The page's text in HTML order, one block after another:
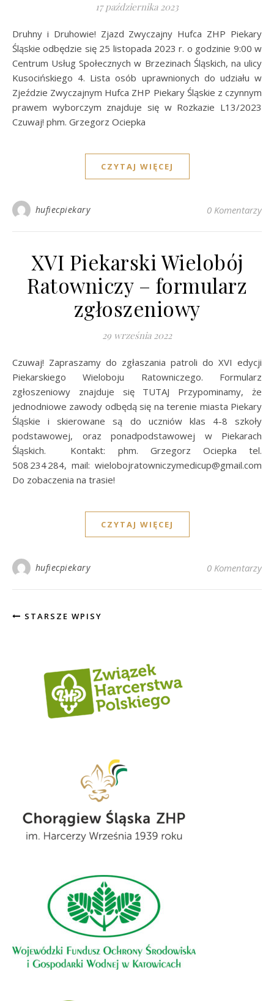
17 października 2023
Druhny i Druhowie! Zjazd Zwyczajny Hufca ZHP Piekary
Śląskie odbędzie się 25 listopada 2023 r. o godzinie 9:00 w
Centrum Usług Społecznych w Brzezinach Śląskich, na ulicy
Kusocińskiego 4. Lista osób uprawnionych do udziału w
Zjeździe Zwyczajnym Hufca ZHP Piekary Śląskie z czynnym
prawem wyborczym znajduje się w Rozkazie L13/2023
Czuwaj! phm. Grzegorz Ociepka
CZYTAJ WIĘCEJ
hufiecpiekary 0 Komentarzy
XVI Piekarski Wielobój
Ratowniczy – formularz
zgłoszeniowy
29 września 2022
Czuwaj! Zapraszamy do zgłaszania patroli do XVI edycji
Piekarskiego Wieloboju Ratowniczego. Formularz
zgłoszeniowy znajduje się TUTAJ Przypominamy, że
jednodniowe zawody odbędą się na terenie miasta Piekary
Śląskie i skierowane są do uczniów klas 4-8 szkoły
podstawowej, oraz ponadpodstawowej w Piekarach
Śląskich. Kontakt: phm. Grzegorz Ociepka tel.
508 234 284, mail: wielobojratowniczymedicup@gmail.com
Do zobaczenia na trasie!
CZYTAJ WIĘCEJ
hufiecpiekary 0 Komentarzy
STARSZE WPISY